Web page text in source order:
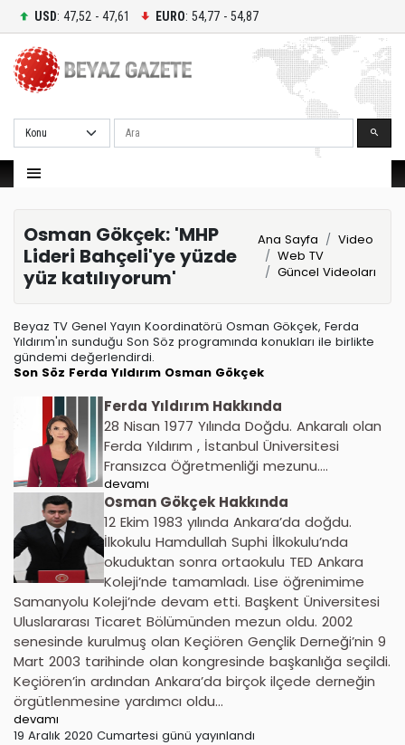
USD: 47,52 - 47,61 EURO: 54,77 - 54,87
Ara
Osman Gökçek: 'MHP
Lideri Bahçeli'ye yüzde
yüz katılıyorum'
Ana Sayfa
Video
Web TV
Güncel Videoları
Beyaz TV Genel Yayın Koordinatörü Osman Gökçek, Ferda
Yıldırım'ın sunduğu Son Söz programında konukları ile birlikte
gündemi değerlendirdi.
Son Söz Ferda Yıldırım Osman Gökçek
Ferda Yıldırım Hakkında
28 Nisan 1977 Yılında Doğdu. Ankaralı olan
Ferda Yıldırım , İstanbul Üniversitesi
Fransızca Öğretmenliği mezunu....
devamı
Osman Gökçek Hakkında
12 Ekim 1983 yılında Ankara’da doğdu.
İlkokulu Hamdullah Suphi İlkokulu’nda
okuduktan sonra ortaokulu TED Ankara
Koleji’nde tamamladı. Lise öğrenimime
Samanyolu Koleji’nde devam etti. Başkent Üniversitesi
Uluslararası Ticaret Bölümünden mezun oldu. 2002
senesinde kurulmuş olan Keçiören Gençlik Derneği’nin 9
Mart 2003 tarihinde olan kongresinde başkanlığa seçildi.
Keçiören’in ardından Ankara’da birçok ilçede derneğin
örgütlenmesine yardımcı oldu...
devamı
19 Aralık 2020 Cumartesi günü yayınlandı